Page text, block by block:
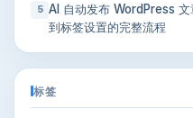
5 AI 自动发布 WordPress
到标签设置的完整流程
标签